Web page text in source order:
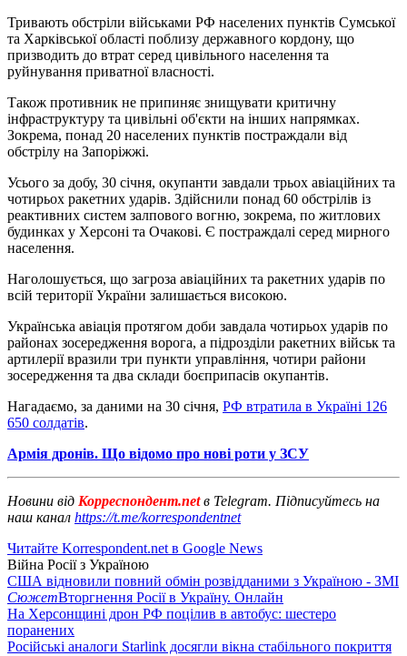
Тривають обстріли військами РФ населених пунктів Сумської
та Харківської області поблизу державного кордону, що
призводить до втрат серед цивільного населення та
руйнування приватної власності.
Також противник не припиняє знищувати критичну
інфраструктуру та цивільні об'єкти на інших напрямках.
Зокрема, понад 20 населених пунктів постраждали від
обстрілу на Запоріжжі.
Усього за добу, 30 січня, окупанти завдали трьох авіаційних та
чотирьох ракетних ударів. Здійснили понад 60 обстрілів із
реактивних систем залпового вогню, зокрема, по житлових
будинках у Херсоні та Очакові. Є постраждалі серед мирного
населення.
Наголошується, що загроза авіаційних та ракетних ударів по
всій території України залишається високою.
Українська авіація протягом доби завдала чотирьох ударів по
районах зосередження ворога, а підрозділи ракетних військ та
артилерії вразили три пункти управління, чотири райони
зосередження та два склади боєприпасів окупантів.
Нагадаємо, за даними на 30 січня, РФ втратила в Україні 126
650 солдатів.
Армія дронів. Що відомо про нові роти у ЗСУ
Новини від Корреспондент.netв Telegram. Підписуйтесь на
наш канал https://t.me/korrespondentnet
Читайте Korrespondent.net в Google News
Війна Росії з Україною
США відновили повний обмін розвідданими з Україною - ЗМІ
СюжетВторгнення Росії в Україну. Онлайн
На Херсонщині дрон РФ поцілив в автобус: шестеро
поранених
Російські аналоги Starlink досягли вікна стабільного покриття